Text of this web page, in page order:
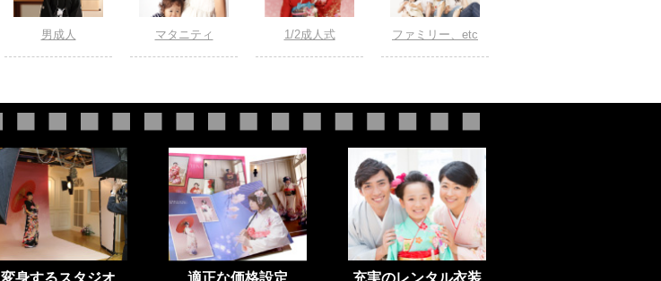
男成人 マタニティ 1/2成人式 ファミリー、etc